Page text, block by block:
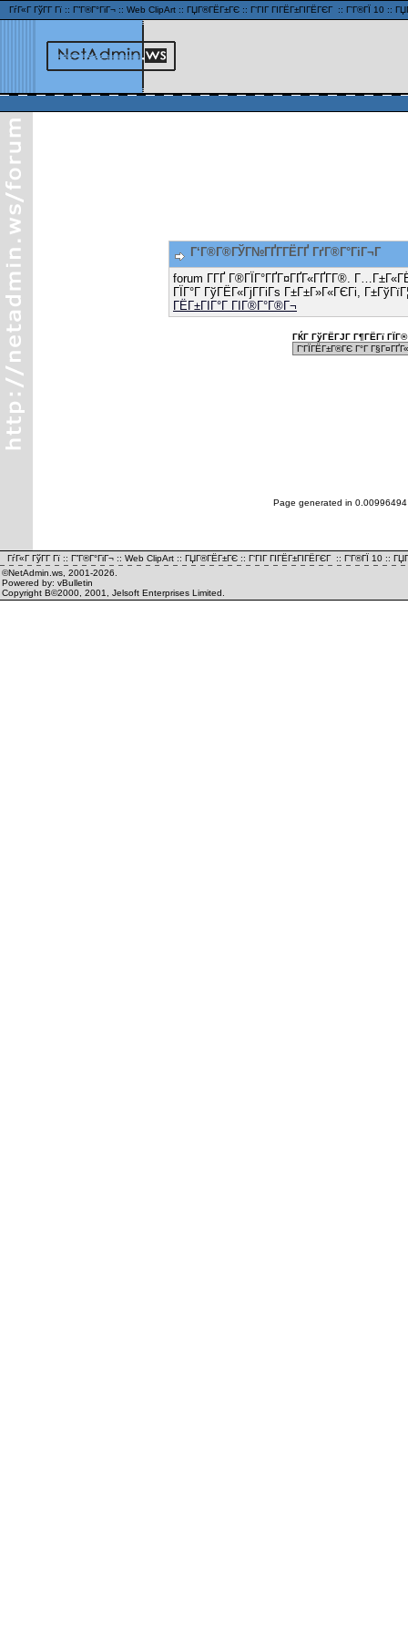
ГѓГ«Г ГўГ­Г Гї :: Г”Г®Г°ГіГ¬ :: Web ClipArt :: ГЏГ®ГЁГ±ГЄ :: Г‘ГІГ ГІГЁГ±ГІГЁГЄГ :: Г’Г®ГЇ 10 ::
Г‘Г®Г®ГЎГ№ГҐГ­ГЁГҐ ГґГ®Г°ГіГ¬Г
forum Г­ГҐ Г®ГЇГ°ГҐГ¤ГҐГ«ГҐГ­Г®.
ГЇГ°Г ГўГЁГ«ГјГ­ГіГѕ Г±Г±Г»Г«ГЄГі,
ГЁГ±ГІГ°Г ГІГ®Г°Г®Г¬
ГЌГ ГўГЁГЈГ Г¶ГЁГї ГЇГ®
Page generated in
ГѓГ«Г ГўГ­Г Гї :: Г”Г®Г°ГіГ¬ :: Web ClipArt :: ГЏГ®ГЁГ±ГЄ :: Г‘ГІГ ГІГЁГ±ГІГЁГЄГ :: Г’Г®ГЇ 10 ::
©NetAdmin.ws, 2001-2026.
Powered by: vBulletin
Copyright В©2000, 2001, Jelsoft Enterprises Limited.